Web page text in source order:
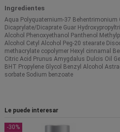
Ingredientes
Aqua Polyquaternium-37 Behentrimonium
Dicaprylate/Dicaprate Guar
Alcohol Phenoxyethanol Panthenol
Alcohol Cetyl Alcohol Peg-20 stearate
methacrylate copolymer Hexyl cinnamal
Citric Acid Prunus Amygdalus Dulcis Oil
BHT Propylene Glycol Benzyl Alcohol
sorbate Sodium benzoate
Le puede interesar
-30%